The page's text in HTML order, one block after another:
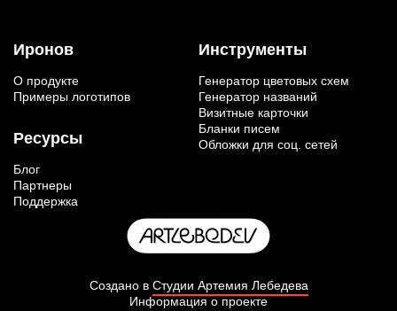
Иронов
О продукте
Примеры логотипов
Ресурсы
Блог
Партнеры
Поддержка
Инструменты
Генератор цветовых схем
Генератор названий
Визитные карточки
Бланки писем
Обложки для соц. сетей
Создано в Студии Артемия Лебедева
Информация о проекте